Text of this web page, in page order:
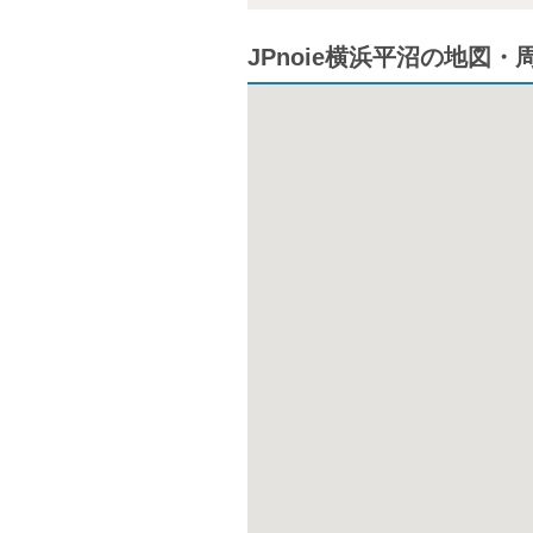
JPnoie横浜平沼の地図・